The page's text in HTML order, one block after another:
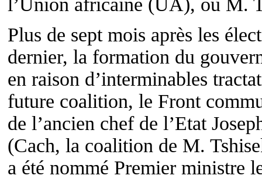
l’Union africaine (UA), où M.
Plus de sept mois après les
dernier, la formation du
en raison d’interminables
future coalition, le Front
de l’ancien chef de l’Etat
(Cach, la coalition de M.
a été nommé Premier ministre